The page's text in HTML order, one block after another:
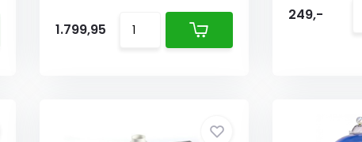
1.799,95
249,-